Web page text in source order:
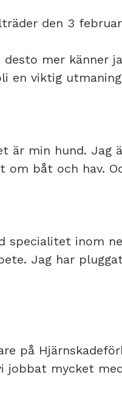
den 3
desto mer
en viktig
är min hund. Jag
båt och hav.
specialitet inom
Jag har
på
jobbat mycket